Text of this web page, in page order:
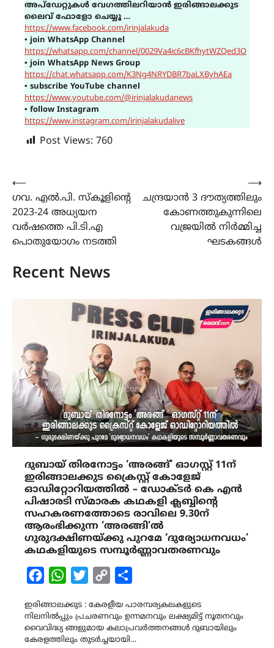
അപ്ഡേറ്റുകൾ വേഗത്തിലറിയാൻ ഇരിങ്ങാലക്കുട
ലൈവ് ഫോളോ ചെയ്യൂ …
https://www.facebook.com/irinjalakuda
▪ join WhatsApp Channel
https://whatsapp.com/channel/0029Va4ic6cBKfhytWZQed3O
▪ join WhatsApp News Group
https://chat.whatsapp.com/K3Ng4NRYDBR7baLXByhAEa
▪ subscribe YouTube channel
https://www.youtube.com/@irinjalakudanews
▪ follow Instagram
https://www.instagram.com/irinjalakudalive
Post Views: 760
Post
navigation
⟵
ഗവ. എൽ.പി. സ്കൂളിന്‍റെ
2023-24 അധ്യയന
വർഷത്തെ പി.ടി.എ
പൊതുയോഗം നടത്തി
ചന്ദ്രയാന്‍ 3 ദൗത്യത്തിലും
കോണത്തുകുന്നിലെ
വജ്രയിൽ നിർമ്മിച്ച
ഘടകങ്ങൾ
⟶
Recent News
ദുബായ് തിരനോട്ടം ‘അരങ്ങ്’ ഓഗസ്റ്റ് 11ന്
ഇരിങ്ങാലക്കുട ക്രൈസ്റ്റ് കോളേജ്
ഓഡിറ്റോറിയത്തിൽ – ഡോക്ടർ കെ എൻ
പിഷാരടി സ്‌മാരക കഥകളി ക്ലബ്ബിന്റെ
സഹകരണത്തോടെ രാവിലെ 9.30ന്
ആരംഭിക്കുന്ന ‘അരങ്ങി’ൽ
ഗുരുദക്ഷിണയ്ക്കു പുറമേ ‘ദുര്യോധനവധം’
കഥകളിയുടെ സമ്പൂർണ്ണാവതരണവും
FacebookWhatsAppTwitterCopy
ഇരിങ്ങാലക്കുട : കേരളീയ പാരമ്പര്യകലകളുടെ
നിലനിൽപ്പും പ്രചരണവും ഉന്നമനവും ലക്ഷ്യമിട്ട് നൂതനവും
വൈവിദ്ധ്യ ങ്ങളുമായ കലാപ്രവർത്തനങ്ങൾ ദുബായിലും
കേരളത്തിലും തുടർച്ചയായി…